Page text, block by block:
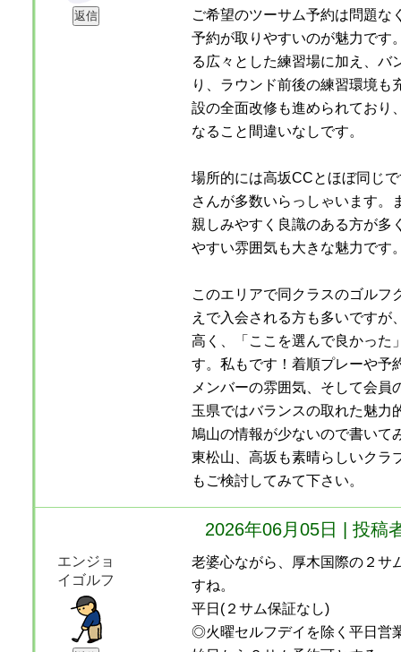
ご希望のツーサム予約は問題な
予約が取りやすいのが魅力です
る広々とした練習場に加え、バ
り、ラウンド前後の練習環境も
設の全面改修も進められており
なること間違いなしです。
場所的には高坂CCとほぼ同じ
さんが多数いらっしゃいます。
親しみやすく良識のある方が多
やすい雰囲気も大きな魅力です
このエリアで同クラスのゴルフ
えで入会される方も多いですが
高く、「ここを選んで良かった
す。私もです！着順プレーや予
メンバーの雰囲気、そして会員
玉県ではバランスの取れた魅力
鳩山の情報が少ないので書いて
東松山、高坂も素晴らしいクラ
もご検討してみて下さい。
2026年06月05日 | 投稿
エンジョ
イゴルフ
老婆心ながら、厚木国際の２サ
すね。
平日(２サム保証なし)
◎火曜セルフデイを除く平日営